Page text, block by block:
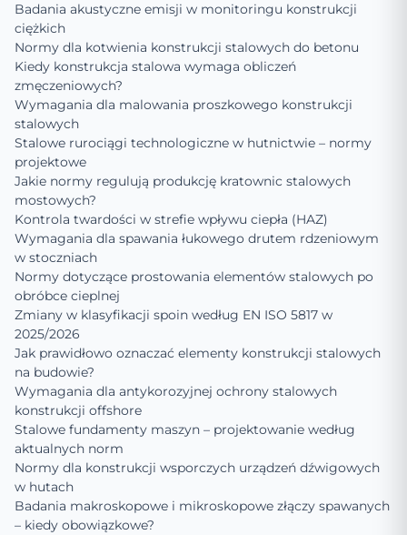
Badania akustyczne emisji w monitoringu konstrukcji
ciężkich
Normy dla kotwienia konstrukcji stalowych do betonu
Kiedy konstrukcja stalowa wymaga obliczeń
zmęczeniowych?
Wymagania dla malowania proszkowego konstrukcji
stalowych
Stalowe rurociągi technologiczne w hutnictwie – normy
projektowe
Jakie normy regulują produkcję kratownic stalowych
mostowych?
Kontrola twardości w strefie wpływu ciepła (HAZ)
Wymagania dla spawania łukowego drutem rdzeniowym
w stoczniach
Normy dotyczące prostowania elementów stalowych po
obróbce cieplnej
Zmiany w klasyfikacji spoin według EN ISO 5817 w
2025/2026
Jak prawidłowo oznaczać elementy konstrukcji stalowych
na budowie?
Wymagania dla antykorozyjnej ochrony stalowych
konstrukcji offshore
Stalowe fundamenty maszyn – projektowanie według
aktualnych norm
Normy dla konstrukcji wsporczych urządzeń dźwigowych
w hutach
Badania makroskopowe i mikroskopowe złączy spawanych
– kiedy obowiązkowe?